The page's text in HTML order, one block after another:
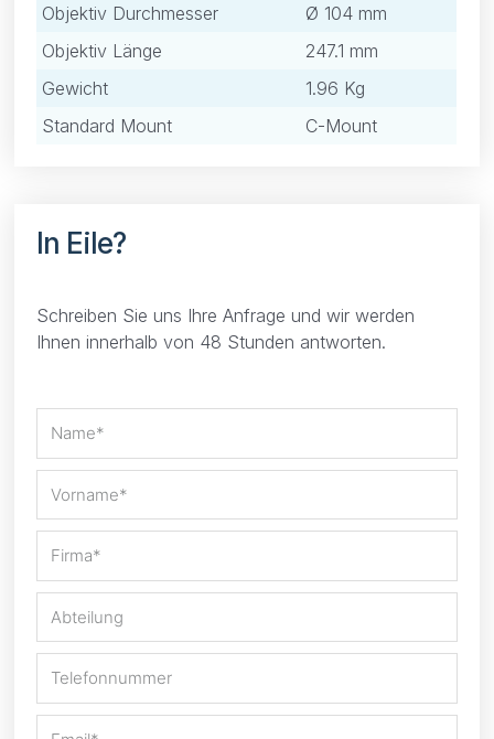
Objektiv Durchmesser
Ø 104 mm
Objektiv Länge
247.1 mm
Gewicht
1.96 Kg
Standard Mount
C-Mount
In Eile?
Schreiben Sie uns Ihre Anfrage und wir werden
Ihnen innerhalb von 48 Stunden antworten.